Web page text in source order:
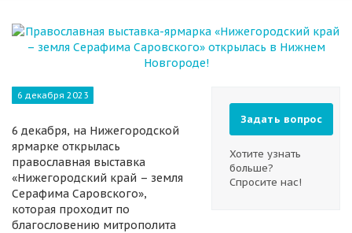
Задать вопрос
Хотите узнать
больше?
Спросите нас!
6 декабря 2023
6 декабря, на Нижегородской
ярмарке открылась
православная выставка
«Нижегородский край – земля
Серафима Саровского»,
которая проходит по
благословению митрополита